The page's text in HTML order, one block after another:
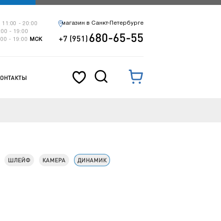
11:00 - 20:00
- 19:00
- 19:00
МСК
магазин в Санкт-Петербурге
+7 (951)680-65-55
ШЛЕЙФ КАМЕРА ДИНАМИК